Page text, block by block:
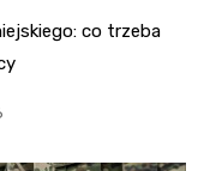
co trzeba